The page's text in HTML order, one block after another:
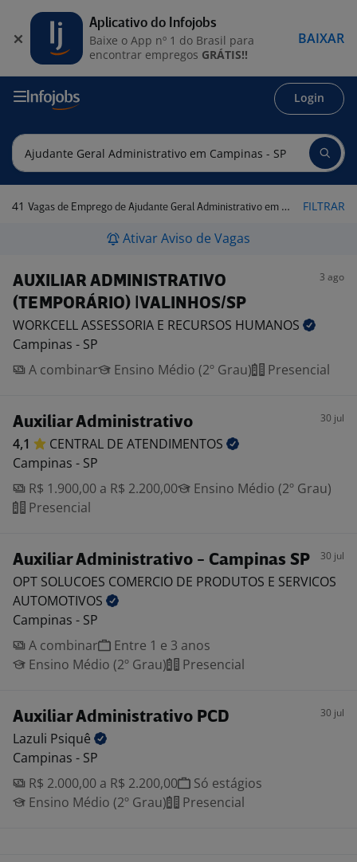
Login
41 Vagas de Emprego de Ajudante Geral Administrativo em Campinas - SP FILTRAR
Ativar Aviso de Vagas
AUXILIAR ADMINISTRATIVO
(TEMPORÁRIO) |VALINHOS/SP
3 ago
WORKCELL ASSESSORIA E RECURSOS HUMANOS
Campinas - SP
A combinar
Ensino Médio (2º Grau) Presencial
Auxiliar Administrativo 30 jul
4,1 CENTRAL DE ATENDIMENTOS
Campinas - SP
R$ 1.900,00 a R$ 2.200,00
Ensino Médio (2º Grau)
Presencial
Auxiliar Administrativo - Campinas SP 30 jul
OPT SOLUCOES COMERCIO DE PRODUTOS E SERVICOS
AUTOMOTIVOS
Campinas - SP
A combinar
Entre 1 e 3 anos
Ensino Médio (2º Grau)
Presencial
Auxiliar Administrativo PCD 30 jul
Lazuli Psiquê
Campinas - SP
R$ 2.000,00 a R$ 2.200,00
Só estágios
Ensino Médio (2º Grau)
Presencial
Aplicativo do Infojobs
Baixe o App nº 1 do Brasil para
encontrar empregos GRÁTIS!!
BAIXAR